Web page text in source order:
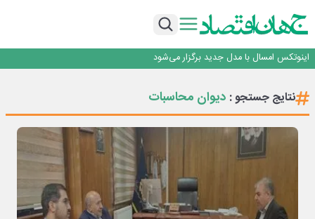
با تقاضای برق ناپایدار هوش مصنوعی خودزنی می‌کند
اینوتکس امسال با مدل جدید برگزار می‌شود
راه‌آهن موظف به ارائه برنامه برای ارتقای امنیت سایبری شد
با تقاضای برق ناپایدار هوش مصنوعی خودزنی می‌کند
اینوتکس امسال با مدل جدید برگزار می‌شود
نتایج جستجو : دیوان محاسبات